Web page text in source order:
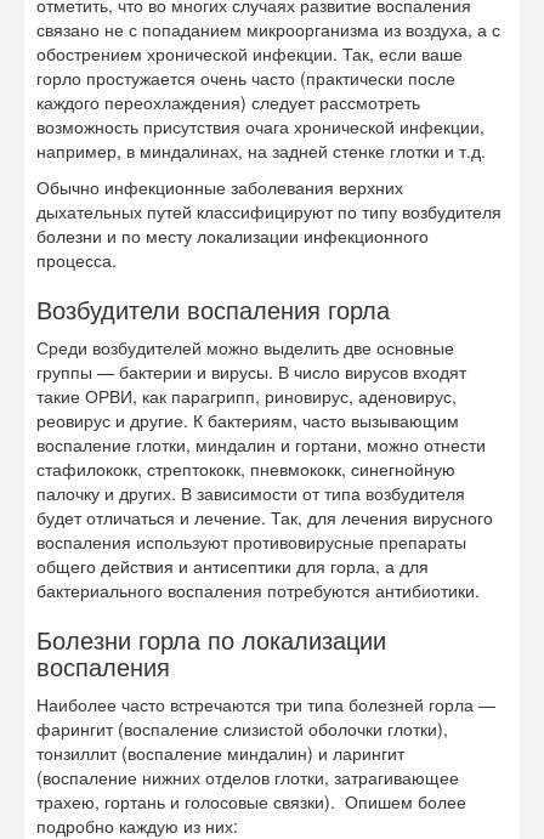
отметить, что во многих случаях развитие воспаления
связано не с попаданием микроорганизма из воздуха, а с
обострением хронической инфекции. Так, если ваше
горло простужается очень часто (практически после
каждого переохлаждения) следует рассмотреть
возможность присутствия очага хронической инфекции,
например, в миндалинах, на задней стенке глотки и т.д.
Обычно инфекционные заболевания верхних
дыхательных путей классифицируют по типу возбудителя
болезни и по месту локализации инфекционного
процесса.
Возбудители воспаления горла
Среди возбудителей можно выделить две основные
группы — бактерии и вирусы. В число вирусов входят
такие ОРВИ, как парагрипп, риновирус, аденовирус,
реовирус и другие. К бактериям, часто вызывающим
воспаление глотки, миндалин и гортани, можно отнести
стафилококк, стрептококк, пневмококк, синегнойную
палочку и других. В зависимости от типа возбудителя
будет отличаться и лечение. Так, для лечения вирусного
воспаления используют противовирусные препараты
общего действия и антисептики для горла, а для
бактериального воспаления потребуются антибиотики.
Болезни горла по локализации
воспаления
Наиболее часто встречаются три типа болезней горла —
фарингит (воспаление слизистой оболочки глотки),
тонзиллит (воспаление миндалин) и ларингит
(воспаление нижних отделов глотки, затрагивающее
трахею, гортань и голосовые связки). Опишем более
подробно каждую из них: